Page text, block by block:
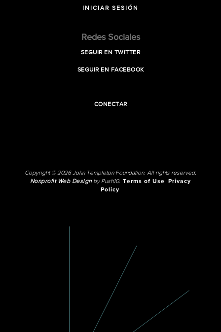
INICIAR SESIÓN
Redes Sociales
SEGUIR EN TWITTER
SEGUIR EN FACEBOOK
CONECTAR
Copyright © 2026 John Templeton Foundation. All rights reserved.
Nonprofit Web Designby Push10. Terms of Use
Privacy
Policy